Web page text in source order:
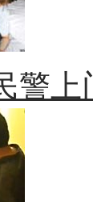
警上